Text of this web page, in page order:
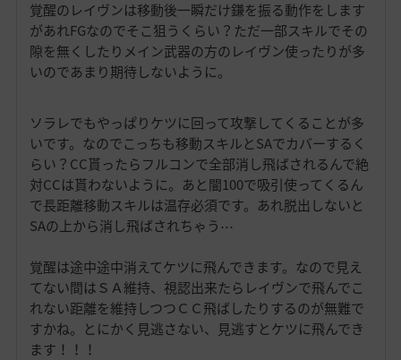
覚醒のレイヴンは移動後一瞬だけ鎌を振る動作をします
があれFGなのでそこ狙うくらい？ただ一部スキルでその
隙を無くしたりメイン武器の方のレイヴン使ったりが多
いのであまり期待しないように。
ソラレでもやっぱりケツに回って攻撃してくることが多
いです。なのでこっちも移動スキルとSAでカバーするく
らい？CC貰ったらフルコンで全部消し飛ばされるんで絶
対CCは貰わないように。あと闇100で吸引使ってくるん
で長距離移動スキルは温存必須です。あれ脱出しないと
SAの上から消し飛ばされちゃう⋯
覚醒は途中途中消えてケツに飛んできます。なので見え
てない間はＳＡ維持、視認出来たらレイヴンで飛んでこ
れない距離を維持しつつＣＣ飛ばしたりするのが無難で
すかね。とにかく見逃さない、見逃すとケツに飛んでき
ます！！！